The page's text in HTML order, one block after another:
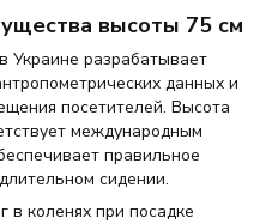
высоты 75 см
Украине разрабатывает
данных и
посетителей. Высота
международным
правильное
сидении.
в коленях при посадке